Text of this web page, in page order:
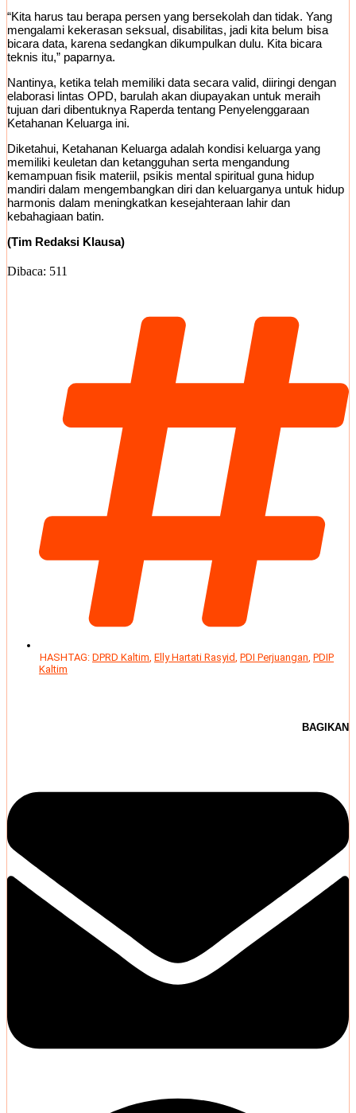
“Kita harus tau berapa persen yang bersekolah dan tidak. Yang
mengalami kekerasan seksual, disabilitas, jadi kita belum bisa
bicara data, karena sedangkan dikumpulkan dulu. Kita bicara
teknis itu,” paparnya.
Nantinya, ketika telah memiliki data secara valid, diiringi dengan
elaborasi lintas OPD, barulah akan diupayakan untuk meraih
tujuan dari dibentuknya Raperda tentang Penyelenggaraan
Ketahanan Keluarga ini.
Diketahui, Ketahanan Keluarga adalah kondisi keluarga yang
memiliki keuletan dan ketangguhan serta mengandung
kemampuan fisik materiil, psikis mental spiritual guna hidup
mandiri dalam mengembangkan diri dan keluarganya untuk hidup
harmonis dalam meningkatkan kesejahteraan lahir dan
kebahagiaan batin.
(Tim Redaksi Klausa)
Dibaca: 511
HASHTAG: DPRD Kaltim, Elly Hartati Rasyid, PDI Perjuangan, PDIP
Kaltim
BAGIKAN